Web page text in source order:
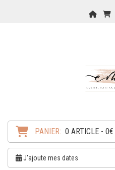
Home
PANIER: 0 ARTICLE - 0€
J'ajoute mes dates